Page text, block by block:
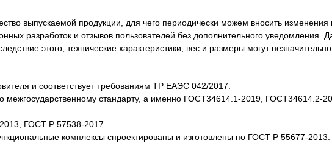
выпускаемой продукции, для чего периодически можем вносить изменения
разработок и отзывов пользователей без дополнительного
этого, технические характеристики, вес и размеры могут незначительно
и соответствует требованиям ТР ЕАЭС 042/2017.
межгосударственному стандарту, а именно ГОСТ34614.1-2019, ГОСТ34614.2-
ГОСТ Р 57538-2017.
комплексы спроектированы и изготовлены по ГОСТ Р 55677-2013.